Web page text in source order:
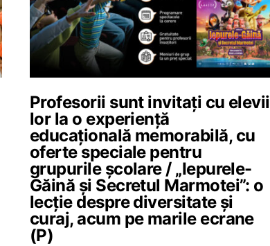
Profesorii sunt invitați cu elevii
lor la o experiență
educațională memorabilă, cu
oferte speciale pentru
grupurile școlare / „Iepurele-
Găină și Secretul Marmotei”: o
lecție despre diversitate și
curaj, acum pe marile ecrane
(P)